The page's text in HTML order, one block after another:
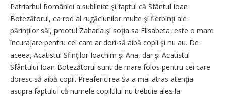
Patriarhul României a subliniat şi faptul că Sfântul Ioan
Botezătorul, ca rod al rugăciunilor multe şi fierbinţi ale
părinţilor săi, preotul Zaharia şi soţia sa Elisabeta, este o mare
încurajare pentru cei care ar dori să aibă copii şi nu au. De
aceea, Acatistul Sfinţilor Ioachim şi Ana, dar şi Acatistul
Sfântului Ioan Botezătorul sunt de mare folos pentru cei care
doresc să aibă copii. Preafericirea Sa a mai atras atenţia
asupra faptului că numele copilului nu trebuie ales la